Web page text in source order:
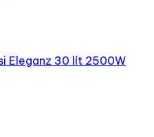
Eleganz 30 lít 2500W